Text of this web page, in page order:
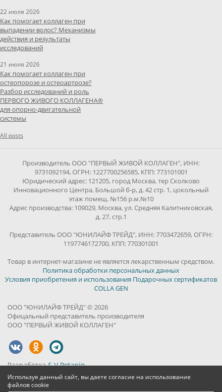
Используя данный сайт, вы даете согласие на использование
файлов cookie
22 июля 2026
Как помогает коллаген при
выпадении волос? Механизмы
действия и результаты
исследований
21 июля 2026
Как помогает коллаген при
остеопорозе и остеоартрозе?
Разбор исследований и роль
ПЕРВОГО ЖИВОГО КОЛЛАГЕНА®
для опорно-двигательной
системы
All posts
Производитель ООО "ПЕРВЫЙ ЖИВОЙ КОЛЛАГЕН", ИНН:
9731092194, ОГРН: 1227700256585, КПП: 773101001
Юридический адрес: 121205, город Москва, тер Сколково
Инновационного Центра, Большой б-р, д. 42 стр. 1, цокольный
этаж помещ. №156 р.м.№10
Адрес производства: 109029, Москва, ул. Средняя Калитниковская,
д. 27, стр.1
Представитель ООО "ЮНИЛАЙФ ТРЕЙД", ИНН: 7703472659, ОГРН:
1197746172700, КПП: 770301001
Товар в интернет-магазине не является лекарственным средством.
Политика обработки персональных данных
Условия приобретения и использования Подарочных сертификатов
COLLA GEN
ООО "ЮНИЛАЙФ ТРЕЙД" © 2026
Офицальный представитель производителя
ООО "ПЕРВЫЙ ЖИВОЙ КОЛЛАГЕН"
РазработкаS.V.Potanin